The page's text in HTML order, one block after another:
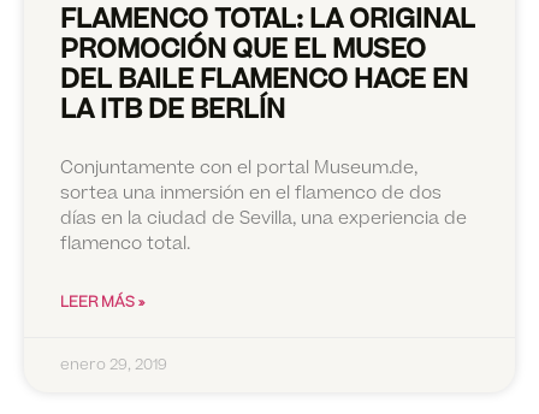
FLAMENCO TOTAL: LA ORIGINAL
PROMOCIÓN QUE EL MUSEO
DEL BAILE FLAMENCO HACE EN
LA ITB DE BERLÍN
Conjuntamente con el portal Museum.de,
sortea una inmersión en el flamenco de dos
días en la ciudad de Sevilla, una experiencia de
flamenco total.
LEER MÁS »
enero 29, 2019